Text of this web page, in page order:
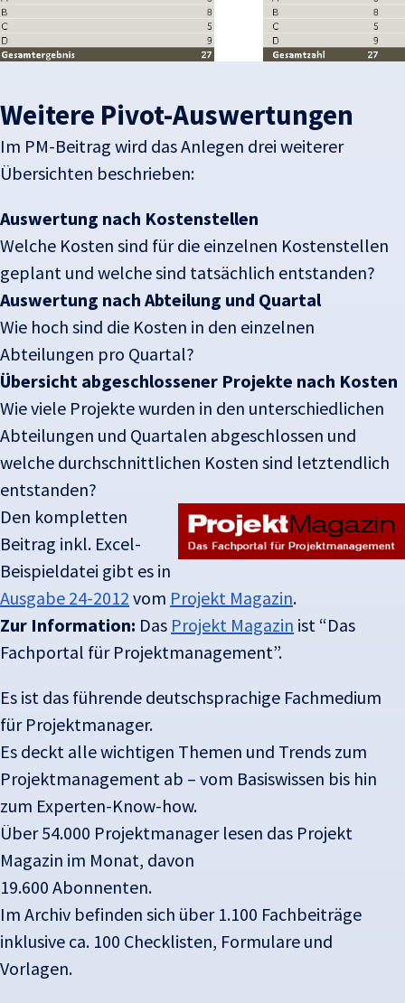
Weitere Pivot-Auswertungen
Im PM-Beitrag wird das Anlegen drei weiterer
Übersichten beschrieben:
Auswertung nach Kostenstellen
Welche Kosten sind für die einzelnen Kostenstellen
geplant und welche sind tatsächlich entstanden?
Auswertung nach Abteilung und Quartal
Wie hoch sind die Kosten in den einzelnen
Abteilungen pro Quartal?
Übersicht abgeschlossener Projekte nach Kosten
Wie viele Projekte wurden in den unterschiedlichen
Abteilungen und Quartalen abgeschlossen und
welche durchschnittlichen Kosten sind letztendlich
entstanden?
Den kompletten
Beitrag inkl. Excel-
Beispieldatei gibt es in
Ausgabe 24-2012 vom Projekt Magazin.
Zur Information: Das Projekt Magazin ist “Das
Fachportal für Projektmanagement”.
Es ist das führende deutschsprachige Fachmedium
für Projektmanager.
Es deckt alle wichtigen Themen und Trends zum
Projektmanagement ab – vom Basiswissen bis hin
zum Experten-Know-how.
Über 54.000 Projektmanager lesen das Projekt
Magazin im Monat, davon
19.600 Abonnenten.
Im Archiv befinden sich über 1.100 Fachbeiträge
inklusive ca. 100 Checklisten, Formulare und
Vorlagen.